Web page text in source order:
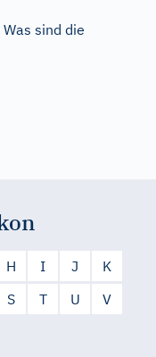
sind die
H I J
K
S T U
V